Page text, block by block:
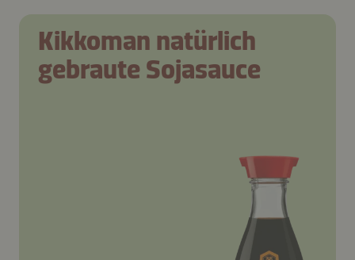
Kikkoman natürlich
gebraute Sojasauce